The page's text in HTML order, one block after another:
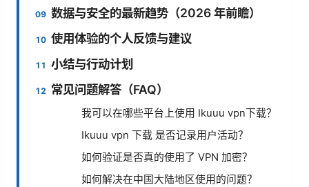
数据与安全的最新趋势（2026 年前瞻）
使用体验的个人反馈与建议
小结与行动计划
常见问题解答（FAQ）
我可以在哪些平台上使用 Ikuuu vpn下载？
Ikuuu vpn 下载 是否记录用户活动？
如何验证是否真的使用了 VPN 加密？
如何解决在中国大陆地区使用的问题？